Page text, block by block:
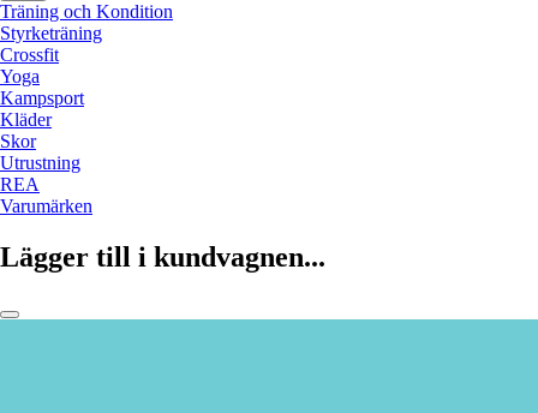
Träning och Kondition
Styrketräning
Crossfit
Yoga
Kampsport
Kläder
Skor
Utrustning
REA
Varumärken
Lägger till i kundvagnen...